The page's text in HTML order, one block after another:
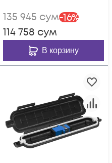
135 945 сум-16%
114 758 сум
В корзину